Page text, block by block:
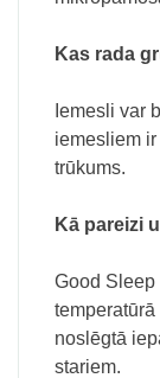
Kas rada
Iemesli var
iemesliem
trūkums.
Kā pareizi
Good Sleep
noslēgtā
stariem.